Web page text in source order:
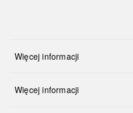
Więcej informacji
Więcej informacji